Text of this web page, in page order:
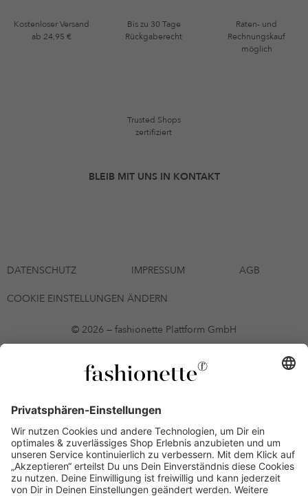
Kostenloser Versand
ab 24,95 €
Bis zu 30 Tage
Rückgaberecht
Raten- und
Rechnungskauf
möglich
Trusted Shops
zertifiziert
BLEIB MIT UNS IN KONTAKT
DATENSCHUTZ IMPRESSUM AGB
COOKIE EINSTELLUNGEN ÄNDERN
© 2026 — fashionette Plattform GmbH
*Gutschein bis zum 12.08.2026 mehrmals auf alle Artikel der Seite
fashionette.at/selected-styles anwendbar. Es gelten die in den AGB
Einzelne Marken und Artikel können ausgeschlossen sein. Bonität
vorausgesetzt, alle Preise inkl. MwSt. und ohne Versandkosten. Bei
Ratenkäufen kann die letzte Rate geringfügig abweichen. Die
Anzahl der Raten und die jeweilige Verfügbarkeit von
Zahlungsmethoden kann variieren. Die Prominenten, die
namentlich genannt oder dargestellt werden, haben keine der auf